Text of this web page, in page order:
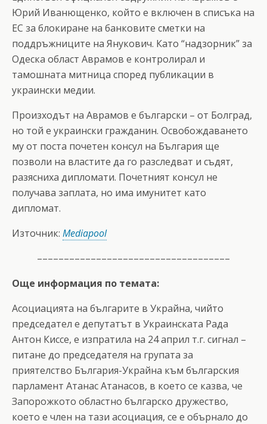
Юрий Иванющенко, който е включен в списъка на
ЕС за блокиране на банковите сметки на
поддръжниците на Янукович. Като “надзорник” за
Одеска област Аврамов е контролирал и
тамошната митница според публикации в
украински медии.
Произходът на Аврамов е български – от Болград,
но той е украински гражданин. Освобождаването
му от поста почетен консул на България ще
позволи на властите да го разследват и съдят,
разясниха дипломати. Почетният консул не
получава заплата, но има имунитет като
дипломат.
Източник: Mediapool
––––––––––––––––––––––––––––––––––––
Още информация по темата:
Асоциацията на българите в Украйна, чийто
председател е депутатът в Украинската Рада
Антон Киссе, е изпратила на 24 април т.г. сигнал –
питане до председателя на групата за
приятелство България-Украйна към българския
парламент Атанас Атанасов, в което се казва, че
Запорожкото областно българско дружество,
което е член на тази асоциация, се е обърнало до